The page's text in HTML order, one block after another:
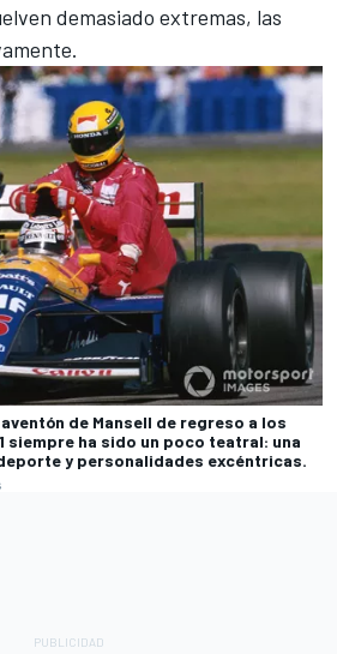
demasiado extremas, las
de Mansell de regreso a los
siempre ha sido un poco teatral: una
y personalidades excéntricas.